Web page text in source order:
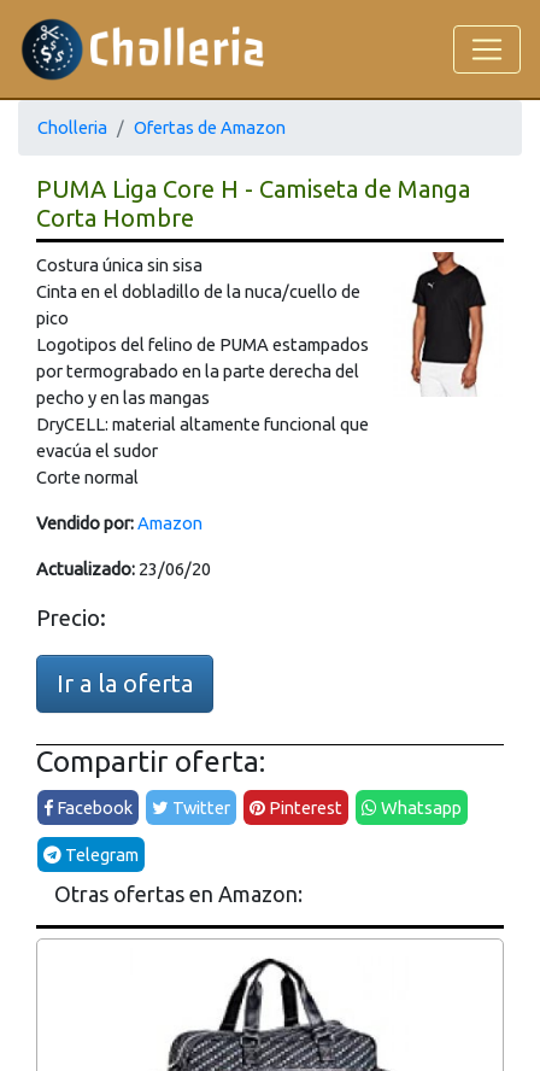
Cholleria Ofertas de Amazon
PUMA Liga Core H - Camiseta de Manga
Corta Hombre
Costura única sin sisa
Cinta en el dobladillo de la nuca/cuello de
pico
Logotipos del felino de PUMA estampados
por termograbado en la parte derecha del
pecho y en las mangas
DryCELL: material altamente funcional que
evacúa el sudor
Corte normal
Vendido por:Amazon
Actualizado: 23/06/20
Precio:
Ir a la oferta
Compartir oferta:
Facebook Twitter Pinterest Whatsapp
Telegram
Otras ofertas en Amazon: